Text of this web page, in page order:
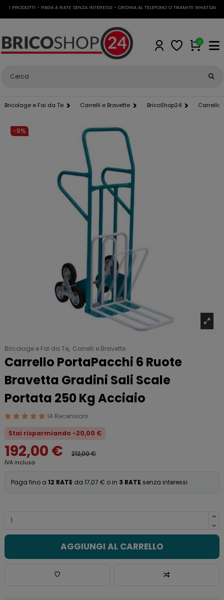
PRODOTTI - PAGA A RATE SENZA INTERESSI - ORDINA AL TELEFONO O TRAMITE WHATSAPP•
0
Bricolage e Fai da Te Carrelli e Bravette BricoShop24 Carrello
-9%
Bricolage e Fai da Te, Carrelli e Bravette
Carrello PortaPacchi 6 Ruote
Bravetta Gradini Sali Scale
Portata 250 Kg Acciaio
14 Recensioni
Stai risparmiando -20,00 €
192,00 € 212,00 €
IVA inclusa
Paga fino a 12 RATE da 17,07 € o in 3 RATE senza interessi
AGGIUNGI AL CARRELLO